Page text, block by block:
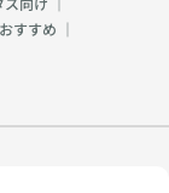
すすめ ｜